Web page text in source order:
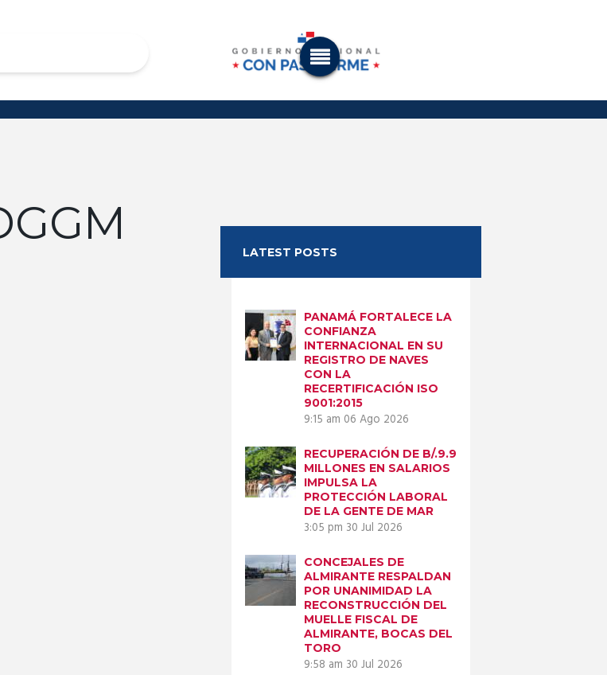
LATEST POSTS
PANAMÁ FORTALECE LA
CONFIANZA
INTERNACIONAL EN SU
REGISTRO DE NAVES
CON LA
RECERTIFICACIÓN ISO
9001:2015
9:15 am 06 Ago 2026
RECUPERACIÓN DE B/.9.9
MILLONES EN SALARIOS
IMPULSA LA
PROTECCIÓN LABORAL
DE LA GENTE DE MAR
3:05 pm 30 Jul 2026
CONCEJALES DE
ALMIRANTE RESPALDAN
POR UNANIMIDAD LA
RECONSTRUCCIÓN DEL
MUELLE FISCAL DE
ALMIRANTE, BOCAS DEL
TORO
9:58 am 30 Jul 2026